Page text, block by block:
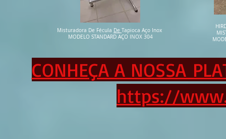
Misturadora De Fécula De Tapioca Aço Inox
MODELO STANDARD AÇO INOX 304
CONHEÇA A NOSSA
https://